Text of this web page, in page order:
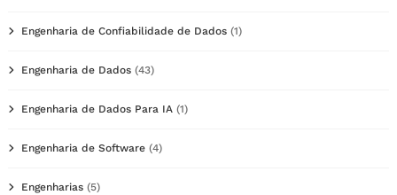
Engenharia de Confiabilidade de Dados (1)
Engenharia de Dados (43)
Engenharia de Dados Para IA (1)
Engenharia de Software (4)
Engenharias (5)